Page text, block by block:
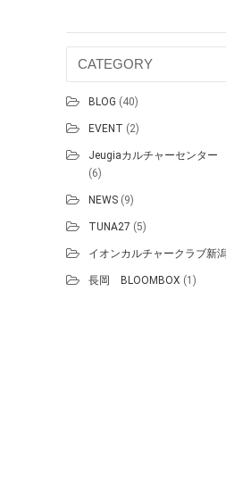
BLOG (40)
EVENT (2)
Jeugiaカルチャーセンタ
(6)
NEWS (9)
TUNA27 (5)
イオンカルチャークラブ新
長岡 BLOOMBOX (1)